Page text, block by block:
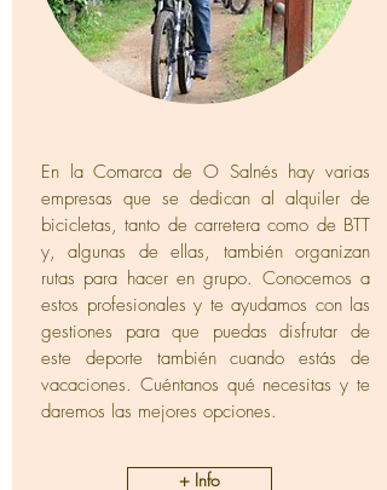
En la Comarca de O Salnés hay varias
empresas que se dedican al alquiler de
bicicletas, tanto de carretera como de BTT
y, algunas de ellas, también organizan
rutas para hacer en grupo. Conocemos a
estos profesionales y te ayudamos con las
gestiones para que puedas disfrutar de
este deporte también cuando estás de
vacaciones. Cuéntanos qué necesitas y te
daremos las mejores opciones.
+ Info